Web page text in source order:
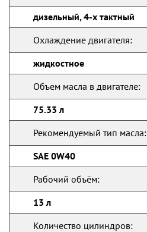
дизельный, 4-х тактный
Охлаждение двигателя:
жидкостное
Объем масла в двигателе:
75.33 л
Рекомендуемый тип масла:
SAE 0W40
Рабочий объём:
13 л
Количество цилиндров: